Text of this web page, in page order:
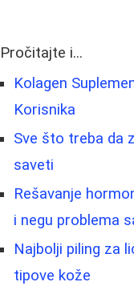
Pročitajte i...
Kolagen
Korisnika
Sve što treba da
saveti
Rešavanje
i negu problema
Najbolji piling za
tipove kože